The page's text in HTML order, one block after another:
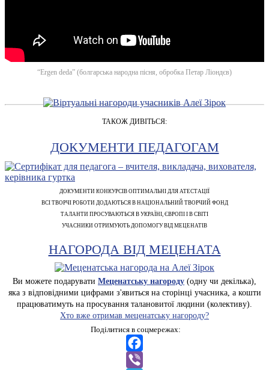
“Ergen deda” (болгарська народна пісня, обробка Петар Ліондєв)
ТАКОЖ ДИВІТЬСЯ:
ДОКУМЕНТИ ПЕДАГОГАМ
ДОКУМЕНТИ КОНКУРСІВ ОПТИМАЛЬНІ ДЛЯ АТЕСТАЦІЇ
ВСІ ТВОРЧІ РОБОТИ ДОДАЮТЬСЯ В НАЦІОНАЛЬНИЙ ТВОРЧИЙ ФОНД
ТАЛАНТИ ПРОСУВАЮТЬСЯ В УКРАЇНІ, ЄВРОПІ І В СВІТІ
УЧАСНИКИ ОТРИМУЮТЬ ДОПОМОГУ ВІД МЕЦЕНАТІВ
НАГОРОДА ВІД МЕЦЕНАТА
Ви можете подарувати Меценатську нагороду (одну чи декілька),
яка з відповідними цифрами з'явиться на сторінці учасника, а кошти
працюватимуть на просування талановитої людини (колективу).
Хто вже отримав меценатську нагороду?
Поділитися в соцмережах:
Facebook